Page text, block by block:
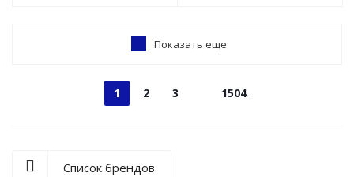
Показать еще
1 2 3 1504
Список брендов